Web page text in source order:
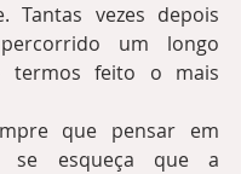
Tantas vezes depois
um longo
termos feito o mais
que pensar em
se esqueça que a